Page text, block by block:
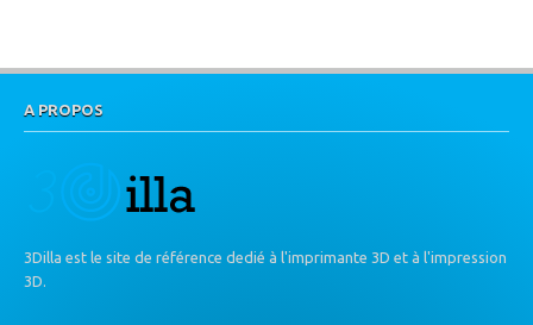
A PROPOS
3Dilla est le site de référence dedié à l'imprimante 3D et à l'impression
3D.